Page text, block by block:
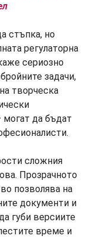
стъпка, но
регулаторна
сериозно
задачи,
творческа
да бъдат
сложния
Прозрачното
позволява на
документи и
губи версиите
време и